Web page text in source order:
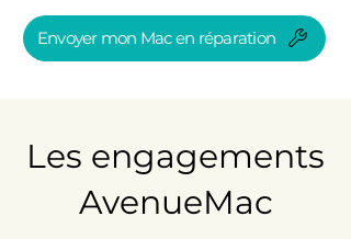
Envoyer mon Mac en réparation
Les engagements
AvenueMac